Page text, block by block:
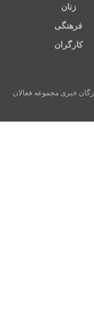
زنان
فرهنگی
کارگران
ارگان خبری مجموعه فعالان